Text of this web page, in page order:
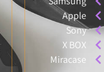
Apple
Sony
X BOX
Miracase